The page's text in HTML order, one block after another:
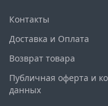
Контакты
Доставка и Оплата
Возврат товара
Публичная оферта и
данных